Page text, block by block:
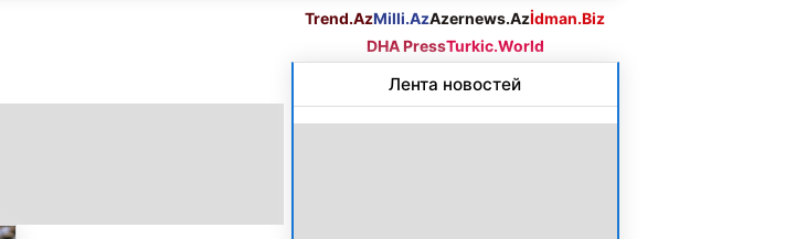
Trend.AzMilli.AzAzernews.Azİdman.Biz
DHA PressTurkic.World
Лента новостей